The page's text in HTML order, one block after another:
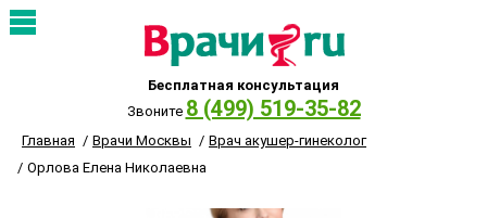
Бесплатная консультация
Звоните 8 (499) 519-35-82
Главная Врачи Москвы
Врач акушер-гинеколог
Орлова Елена Николаевна